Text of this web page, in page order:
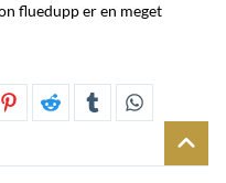
fluedupp er en meget